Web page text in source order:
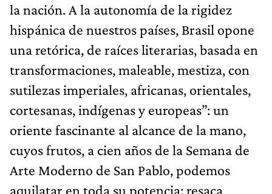
la nación. A la autonomía de la rigidez
hispánica de nuestros países, Brasil opone
una retórica, de raíces literarias, basada en
transformaciones, maleable, mestiza, con
sutilezas imperiales, africanas, orientales,
cortesanas, indígenas y europeas”: un
oriente fascinante al alcance de la mano,
cuyos frutos, a cien años de la Semana de
Arte Moderno de San Pablo, podemos
aquilatar en toda su potencia: resaca